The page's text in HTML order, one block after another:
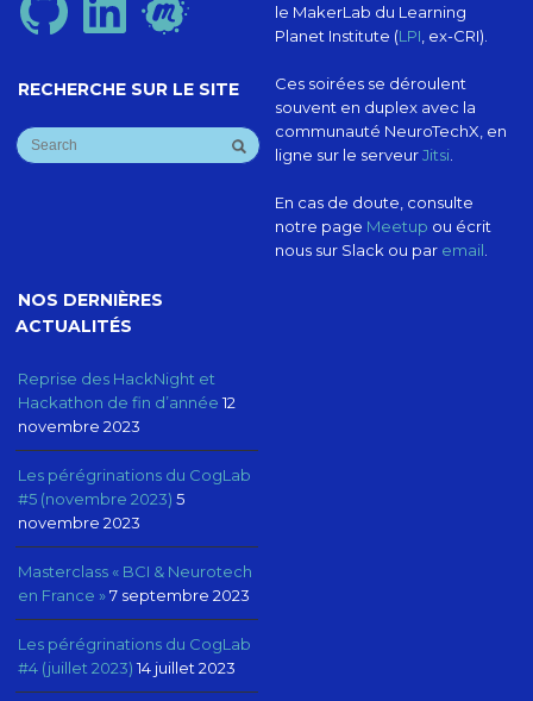
RECHERCHE SUR LE SITE
le MakerLab du Learning
Planet Institute (LPI , ex-CRI).
Ces soirées se déroulent
souvent en duplex avec la
communauté NeuroTechX, en
ligne sur le serveurJitsi.
En cas de doute, consulte
notre page Meetup ou écrit
nous sur Slack ou par email
NOS DERNIÈRES
ACTUALITÉS
Reprise des HackNight et
Hackathon de fin d’année 12
novembre 2023
Les pérégrinations du CogLab
#5 (novembre 2023) 5
novembre 2023
Masterclass « BCI & Neurotech
en France » 7 septembre 2023
Les pérégrinations du CogLab
#4 (juillet 2023) 14 juillet 2023